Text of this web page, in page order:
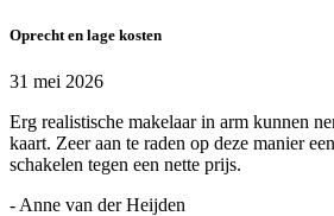
Oprecht en lage kosten
31 mei 2026
Erg realistische makelaar in arm kunnen
kaart. Zeer aan te raden op deze manier
schakelen tegen een nette prijs.
- Anne van der Heijden